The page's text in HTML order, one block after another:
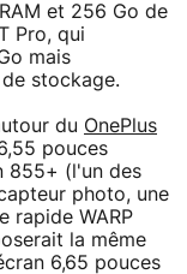
et 256 Go de
Pro, qui
mais
stockage.
du OnePlus
pouces
855+ (l'un des
photo, une
rapide WARP
la même
6,65 pouces